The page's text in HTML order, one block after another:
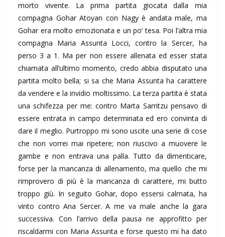
morto vivente. La prima partita giocata dalla mia
compagna Gohar Atoyan con Nagy è andata male, ma
Gohar era molto emozionata e un po’ tesa. Poi l’altra mia
compagna Maria Assunta Locci, contro la Sercer, ha
perso 3 a 1. Ma per non essere allenata ed esser stata
chiamata all’ultimo momento, credo abbia disputato una
partita molto bella; si sa che Maria Assunta ha carattere
da vendere e la invidio moltissimo. La terza partita è stata
una schifezza per me: contro Marta Sarritzu pensavo di
essere entrata in campo determinata ed ero convinta di
dare il meglio. Purtroppo mi sono uscite una serie di cose
che non vorrei mai ripetere; non riuscivo a muovere le
gambe e non entrava una palla. Tutto da dimenticare,
forse per la mancanza di allenamento, ma quello che mi
rimprovero di più è la mancanza di carattere, mi butto
troppo giù. In seguito Gohar, dopo essersi calmata, ha
vinto contro Ana Sercer. A me va male anche la gara
successiva. Con l’arrivo della pausa ne approfitto per
riscaldarmi con Maria Assunta e forse questo mi ha dato